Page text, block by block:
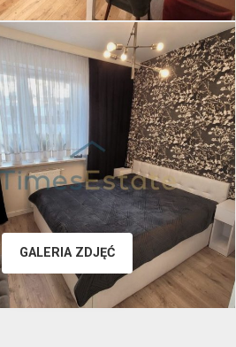
GALERIA ZDJĘĆ